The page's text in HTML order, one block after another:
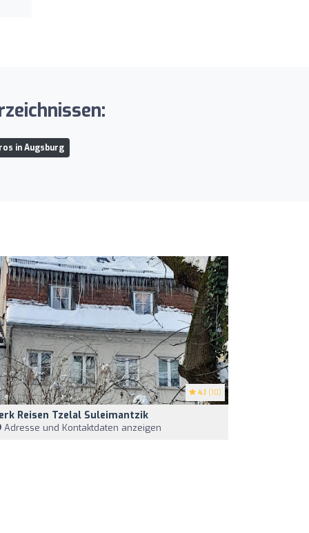
in Augsburg
4.1 (10)
Reisen Tzelal Suleimantzik
Adresse und Kontaktdaten anzeigen